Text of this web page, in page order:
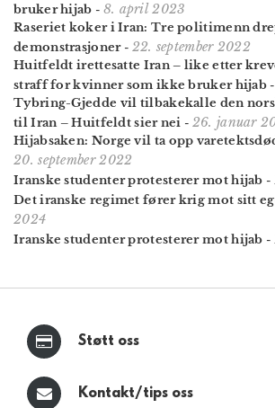
bruker hijab - 8. april 2023
Raseriet koker i Iran: Tre politimenn
demonstrasjoner- 22. september 2022
Huitfeldt irettesatte Iran – like etter
straff for kvinner som ikke bruker hijab
Tybring-Gjedde vil tilbakekalle den
til Iran – Huitfeldt sier nei - 26. januar
Hijabsaken: Norge vil ta opp
20. september 2022
Iranske studenter protesterer mot hijab -
Det iranske regimet fører krig mot sitt
2024
Iranske studenter protesterer mot hijab -
Støtt oss
Kontakt/tips oss